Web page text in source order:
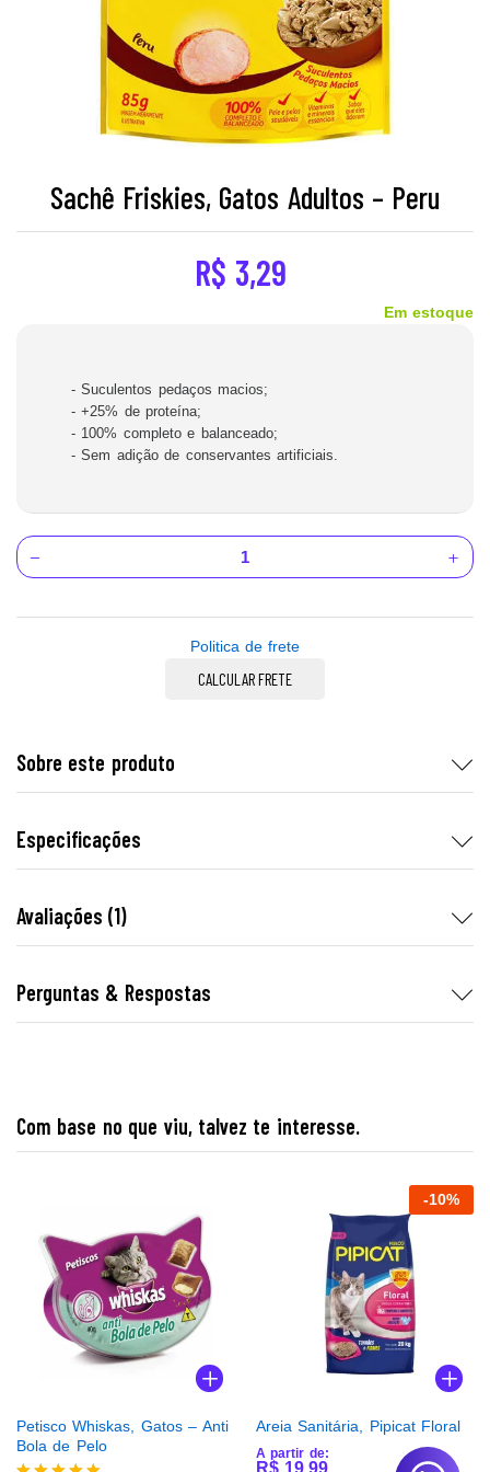
Sachê Friskies, Gatos Adultos – Peru
R$ 3,29
Em estoque
- Suculentos pedaços macios;
- +25% de proteína;
- 100% completo e balanceado;
- Sem adição de conservantes artificiais.
Politica de frete
CALCULAR FRETE
Sobre este produto
Especificações
Avaliações (1)
Perguntas & Respostas
Com base no que viu, talvez te interesse.
Petisco Whiskas, Gatos – Anti
Bola de Pelo
-10%
Areia Sanitária, Pipicat Floral
A partir de:
R$ 19,99